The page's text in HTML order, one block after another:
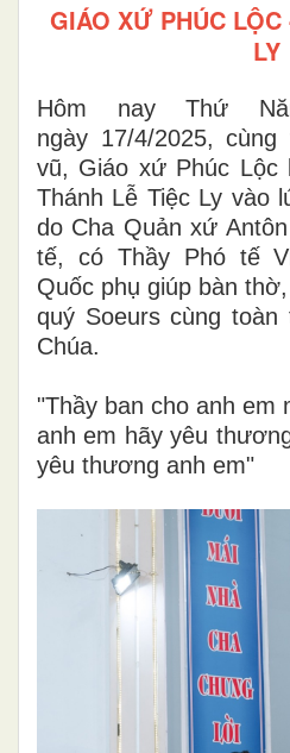
GIÁO XỨ PHÚC
LY
Hôm nay Thứ
ngày 17/4/2025,
vũ, Giáo xứ Phúc Lộc
Thánh Lễ Tiệc Ly vào
do Cha Quản xứ
tế, có Thầy Phó tế
Quốc phụ giúp bàn
quý Soeurs cùng toàn
Chúa.
"Thầy ban cho anh em
anh em hãy yêu
yêu thương anh em"